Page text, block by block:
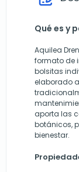
Qué es y
Aquilea
formato de
bolsitas
elaborado
aporta las
botánicos,
bienestar.